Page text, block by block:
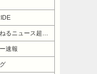
２ちゃんねるニュース超速まとめ＋
速報